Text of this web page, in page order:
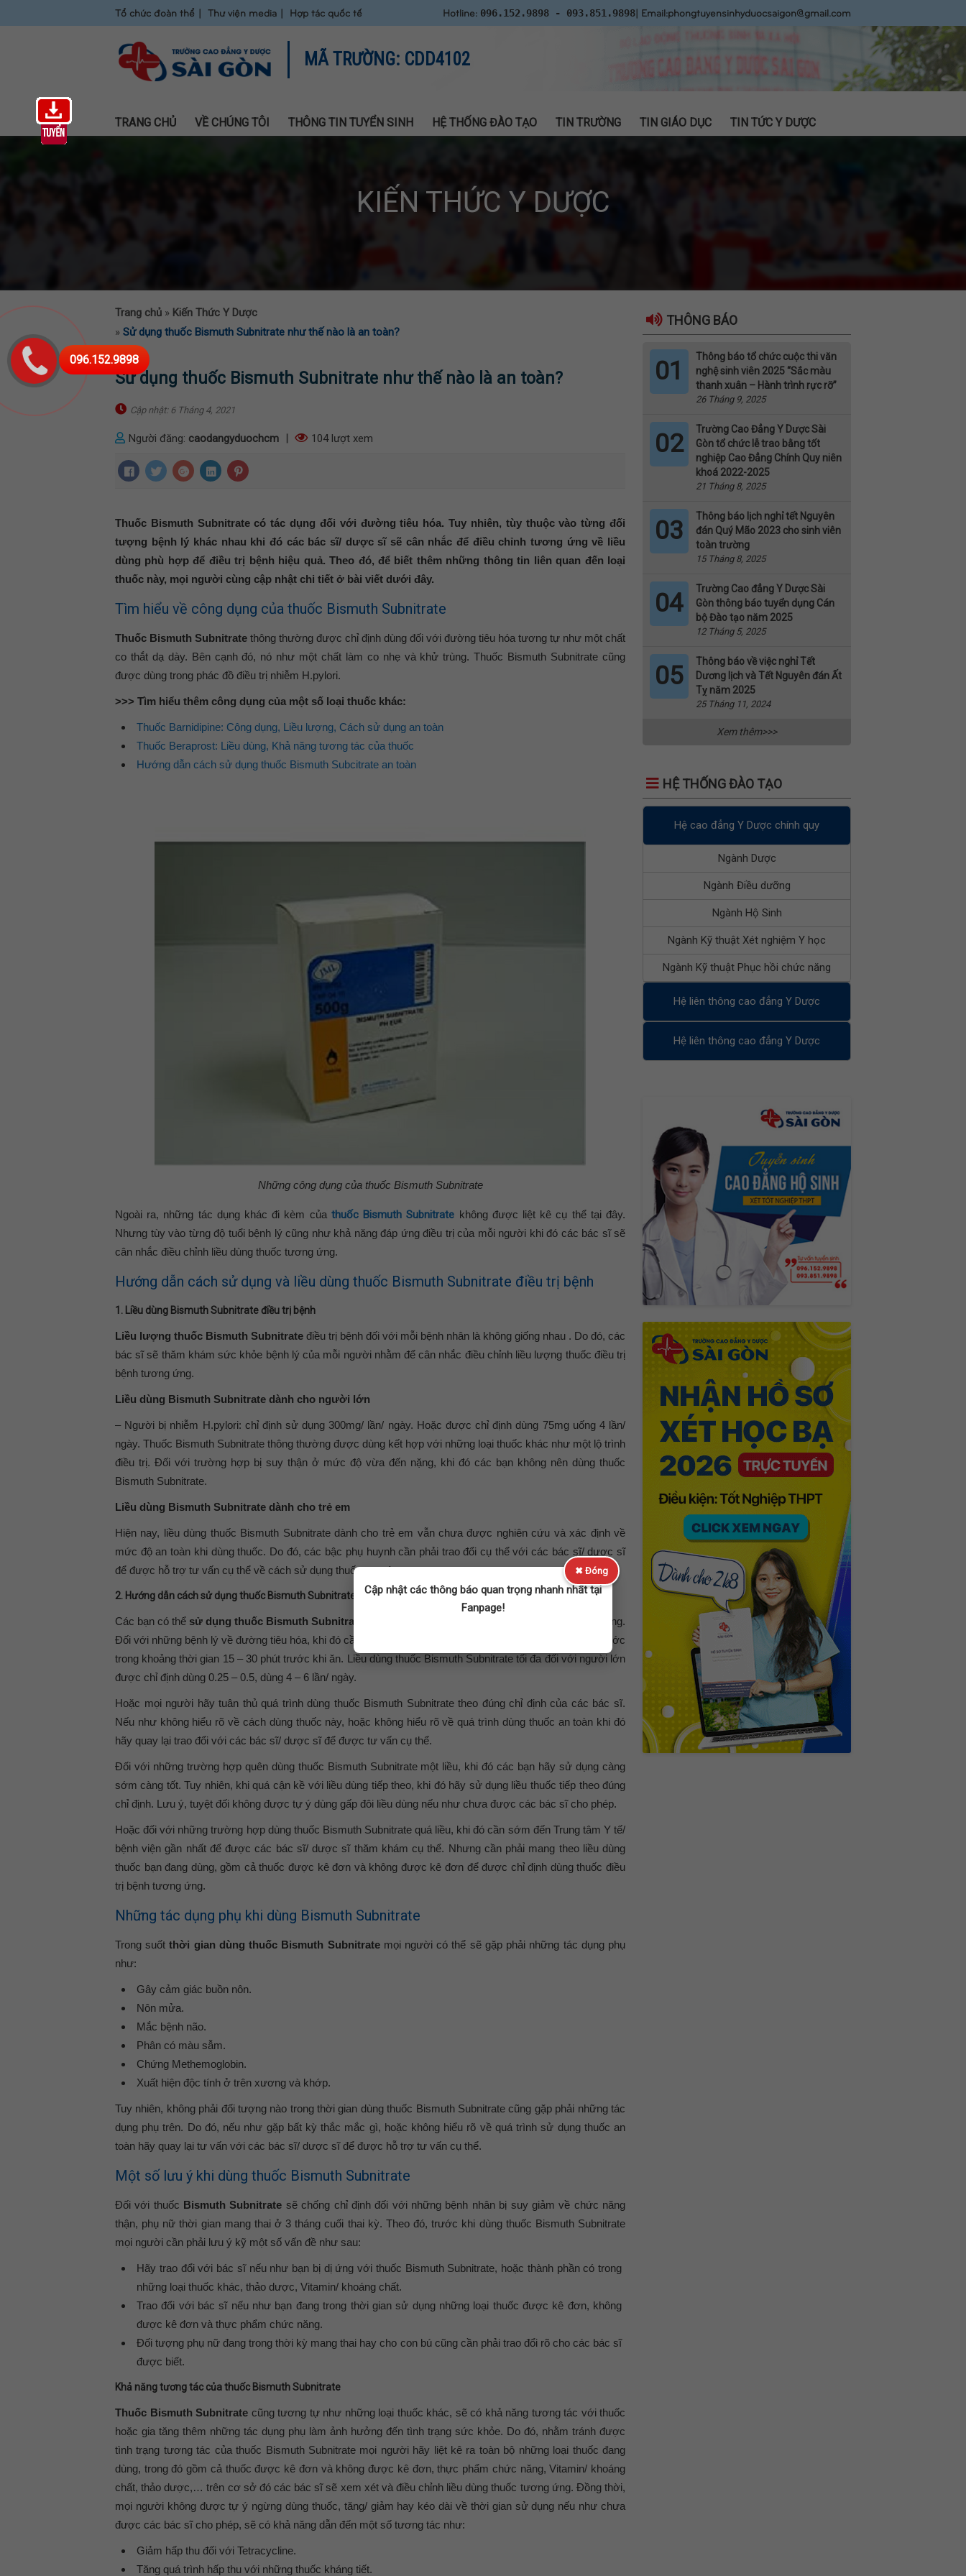
Tổ chức đoàn thể Thư viện media Hợp tác quốc tế Hotline: 096.152.9898 - 093.851.9898| Email:phongtuyensinhyduocsaigon@gmail.com
MÃ TRƯỜNG: CDD4102
TRANG CHỦ VỀ CHÚNG TÔI THÔNG TIN TUYỂN SINH HỆ THỐNG ĐÀO TẠO TIN TRƯỜNG TIN GIÁO DỤC TIN TỨC Y DƯỢC
096.152.9898
KIẾN THỨC Y DƯỢC
Trang chủ » Kiến Thức Y Dược
» Sử dụng thuốc Bismuth Subnitrate như thế nào là an toàn?
Sử dụng thuốc Bismuth Subnitrate như thế nào là an toàn?
Cập nhật: 6 Tháng 4, 2021
Người đăng: caodangyduochcm 104 lượt xem
Thuốc Bismuth Subnitrate có tác dụng đối với đường tiêu hóa. Tuy nhiên, tùy thuộc vào từng đối
tượng bệnh lý khác nhau khi đó các bác sĩ/ dược sĩ sẽ cân nhắc để điều chỉnh tương ứng về liều
dùng phù hợp để điều trị bệnh hiệu quả. Theo đó, để biết thêm những thông tin liên quan đến loại
thuốc này, mọi người cùng cập nhật chi tiết ở bài viết dưới đây.
Tìm hiểu về công dụng của thuốc Bismuth Subnitrate
Thuốc Bismuth Subnitrate thông thường được chỉ định dùng đối với đường tiêu hóa tương tự như một chất
co thắt dạ dày. Bên cạnh đó, nó như một chất làm co nhẹ và khử trùng. Thuốc Bismuth Subnitrate cũng
được dùng trong phác đồ điều trị nhiễm H.pylori.
>>> Tìm hiểu thêm công dụng của một số loại thuốc khác:
Thuốc Barnidipine: Công dụng, Liều lượng, Cách sử dụng an toàn
Thuốc Beraprost: Liều dùng, Khả năng tương tác của thuốc
Hướng dẫn cách sử dụng thuốc Bismuth Subcitrate an toàn
Những công dụng của thuốc Bismuth Subnitrate
Ngoài ra, những tác dụng khác đi kèm của thuốc Bismuth Subnitrate không được liệt kê cụ thể tại đây.
Nhưng tùy vào từng độ tuổi bệnh lý cũng như khả năng đáp ứng điều trị của mỗi người khi đó các bác sĩ sẽ
cân nhắc điều chỉnh liều dùng thuốc tương ứng.
Hướng dẫn cách sử dụng và liều dùng thuốc Bismuth Subnitrate điều trị bệnh
1. Liều dùng Bismuth Subnitrate điều trị bệnh
Liều lượng thuốc Bismuth Subnitrate điều trị bệnh đối với mỗi bệnh nhân là không giống nhau . Do đó, các
bác sĩ sẽ thăm khám sức khỏe bệnh lý của mỗi người nhằm để cân nhắc điều chỉnh liều lượng thuốc điều trị
bệnh tương ứng.
Liều dùng Bismuth Subnitrate dành cho người lớn
– Người bị nhiễm H.pylori: chỉ định sử dụng 300mg/ lần/ ngày. Hoặc được chỉ định dùng 75mg uống 4 lần/
ngày. Thuốc Bismuth Subnitrate thông thường được dùng kết hợp với những loại thuốc khác như một lộ trình
điều trị. Đối với trường hợp bị suy thận ở mức độ vừa đến nặng, khi đó các bạn không nên dùng thuốc
Bismuth Subnitrate.
Liều dùng Bismuth Subnitrate dành cho trẻ em
Hiện nay, liều dùng thuốc Bismuth Subnitrate dành cho trẻ em vẫn chưa được nghiên cứu và xác định về
mức độ an toàn khi dùng thuốc. Do đó, các bậc phụ huynh cần phải trao đổi cụ thể với các bác sĩ/ dược sĩ
để được hỗ trợ tư vấn cụ thể về cách sử dụng thuốc an toàn.
2. Hướng dẫn cách sử dụng thuốc Bismuth Subnitrate an toàn
Các bạn có thể sử dụng thuốc Bismuth Subnitrate
ở dạng thuốc mỡ bôi lên bề mặt da nhằm để khử trùng.
Đối với những bệnh lý về đường tiêu hóa, khi đó cần phải dùng thuốc Bismuth Subnitrate theo đúng với nước
trong khoảng thời gian 15 – 30 phút trước khi ăn. Liều dùng thuốc Bismuth Subnitrate tối đa đối với người lớn
được chỉ định dùng 0.25 – 0.5, dùng 4 – 6 lần/ ngày.
Hoặc mọi người hãy tuân thủ quá trình dùng thuốc Bismuth Subnitrate theo đúng chỉ định của các bác sĩ.
Nếu như không hiểu rõ về cách dùng thuốc này, hoặc không hiểu rõ về quá trình dùng thuốc an toàn khi đó
hãy quay lại trao đổi với các bác sĩ/ dược sĩ để được tư vấn cụ thể.
Đối với những trường hợp quên dùng thuốc Bismuth Subnitrate một liều, khi đó các bạn hãy sử dụng càng
sớm càng tốt. Tuy nhiên, khi quá cận kề với liều dùng tiếp theo, khi đó hãy sử dụng liều thuốc tiếp theo đúng
chỉ định. Lưu ý, tuyệt đối không được tự ý dùng gấp đôi liều dùng nếu như chưa được các bác sĩ cho phép.
Hoặc đối với những trường hợp dùng thuốc Bismuth Subnitrate quá liều, khi đó cần sớm đến Trung tâm Y tế/
bệnh viện gần nhất để được các bác sĩ/ dược sĩ thăm khám cụ thể. Nhưng cần phải mang theo liều dùng
thuốc bạn đang dùng, gồm cả thuốc được kê đơn và không được kê đơn để được chỉ định dùng thuốc điều
trị bệnh tương ứng.
Những tác dụng phụ khi dùng Bismuth Subnitrate
Trong suốtthời gian dùng thuốc Bismuth Subnitratemọi người có thể sẽ gặp phải những tác dụng phụ
như:
Gây cảm giác buồn nôn.
Nôn mửa.
Mắc bệnh não.
Phân có màu sẫm.
Chứng Methemoglobin.
Xuất hiện độc tính ở trên xương và khớp.
Tuy nhiên, không phải đối tượng nào trong thời gian dùng thuốc Bismuth Subnitrate cũng gặp phải những tác
dụng phụ trên. Do đó, nếu như gặp bất kỳ thắc mắc gì, hoặc không hiểu rõ về quá trình sử dụng thuốc an
toàn hãy quay lại tư vấn với các bác sĩ/ dược sĩ để được hỗ trợ tư vấn cụ thể.
Một số lưu ý khi dùng thuốc Bismuth Subnitrate
Đối với thuốc Bismuth Subnitrate sẽ chống chỉ định đối với những bệnh nhân bị suy giảm về chức năng
thận, phụ nữ thời gian mang thai ở 3 tháng cuối thai kỳ. Theo đó, trước khi dùng thuốc Bismuth Subnitrate
mọi người cần phải lưu ý kỹ một số vấn đề như sau:
Hãy trao đổi với bác sĩ nếu như bạn bị dị ứng với thuốc Bismuth Subnitrate, hoặc thành phần có trong
những loại thuốc khác, thảo dược, Vitamin/ khoáng chất.
Trao đổi với bác sĩ nếu như bạn đang trong thời gian sử dụng những loại thuốc được kê đơn, không
được kê đơn và thực phẩm chức năng.
Đối tượng phụ nữ đang trong thời kỳ mang thai hay cho con bú cũng cần phải trao đổi rõ cho các bác sĩ
được biết.
Khả năng tương tác của thuốc Bismuth Subnitrate
Thuốc Bismuth Subnitrate cũng tương tự như những loại thuốc khác, sẽ có khả năng tương tác với thuốc
hoặc gia tăng thêm những tác dụng phụ làm ảnh hưởng đến tình trạng sức khỏe. Do đó, nhằm tránh được
tình trạng tương tác của thuốc Bismuth Subnitrate mọi người hãy liệt kê ra toàn bộ những loại thuốc đang
dùng, trong đó gồm cả thuốc được kê đơn và không được kê đơn, thực phẩm chức năng, Vitamin/ khoáng
chất, thảo dược,… trên cơ sở đó các bác sĩ sẽ xem xét và điều chỉnh liều dùng thuốc tương ứng. Đồng thời,
mọi người không được tự ý ngừng dùng thuốc, tăng/ giảm hay kéo dài về thời gian sử dụng nếu như chưa
được các bác sĩ cho phép, sẽ có khả năng dẫn đến một số tương tác như:
Giảm hấp thu đối với Tetracycline.
Tăng quá trình hấp thu với những thuốc kháng tiết.
THÔNG BÁO
01
Thông báo tổ chức cuộc thi văn
nghệ sinh viên 2025 “Sắc màu
thanh xuân – Hành trình rực rỡ”
26 Tháng 9, 2025
02
Trường Cao Đẳng Y Dược Sài
Gòn tổ chức lễ trao bằng tốt
nghiệp Cao Đẳng Chính Quy niên
khoá 2022-2025
21 Tháng 8, 2025
03
Thông báo lịch nghỉ tết Nguyên
đán Quý Mão 2023 cho sinh viên
toàn trường
15 Tháng 8, 2025
04
Trường Cao đẳng Y Dược Sài
Gòn thông báo tuyển dụng Cán
bộ Đào tạo năm 2025
12 Tháng 5, 2025
05
Thông báo về việc nghỉ Tết
Dương lịch và Tết Nguyên đán Ất
Tỵ năm 2025
25 Tháng 11, 2024
Xem thêm>>>
HỆ THỐNG ĐÀO TẠO
Hệ cao đẳng Y Dược chính quy
Ngành Dược
Ngành Điều dưỡng
Ngành Hộ Sinh
Ngành Kỹ thuật Xét nghiệm Y học
Ngành Kỹ thuật Phục hồi chức năng
Hệ liên thông cao đẳng Y Dược
Hệ liên thông cao đẳng Y Dược
✖ Đóng
Cập nhật các thông báo quan trọng nhanh nhất tại
Fanpage!